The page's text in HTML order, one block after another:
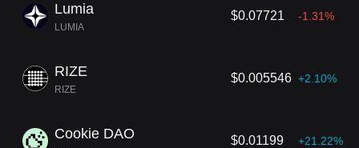
Lumia
LUMIA
$0.07721 -1.31%
RIZE
RIZE
$0.005546 +2.10%
Cookie DAO $0.01199 +21.22%